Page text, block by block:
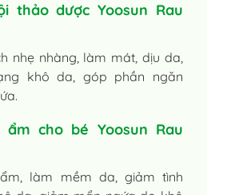
thảo dược Yoosun Rau
nhẹ nhàng, làm mát, dịu da,
khô da, góp phần ngăn
ẩm cho bé Yoosun Rau
làm mềm da, giảm tình